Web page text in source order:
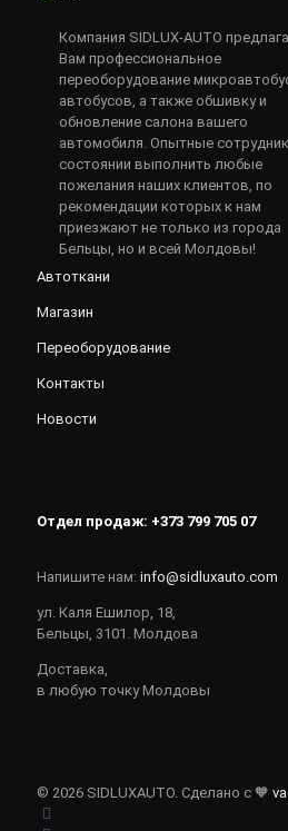
Компания SIDLUX-AUTO
Вам профессиональное
переоборудование
автобусов, а также обшивку и
обновление салона вашего
автомобиля. Опытные
состоянии выполнить любые
пожелания наших клиентов, по
рекомендации которых к нам
приезжают не только из города
Бельцы, но и всей Молдовы!
Автоткани
Магазин
Переоборудование
Контакты
Новости
Отдел продаж: +373 799 705 07
Напишите нам: info@sidluxauto.com
ул. Каля Ешилор, 18,
Бельцы, 3101. Молдова
Доставка,
в любую точку Молдовы
© 2026 SIDLUXAUTO. Сделано с 🧡